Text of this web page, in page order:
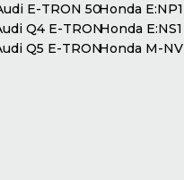
E-TRON 50
Q4 E-TRON
Q5 E-TRON
Honda E:NP1
Honda E:NS1
Honda M-NV